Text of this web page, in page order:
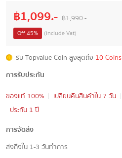
฿1,099.- ฿1,990.-
Off45% (include Vat)
รับ Topvalue Coin สูงสุดถึง 10 Coins
การรับประกัน
ของแท้ 100%
เปลี่ยนคืนสินค้าใน 7 วัน
ประกัน 1 ปี
การจัดส่ง
ส่งถึงใน 1-3 วันทำการ